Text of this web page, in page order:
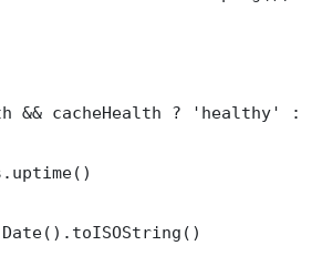
&& cacheHealth ? 'healthy' :
Date().toISOString()